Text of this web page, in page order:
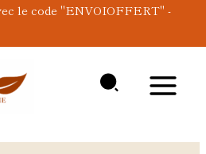
le code "ENVOIOFFERT" -